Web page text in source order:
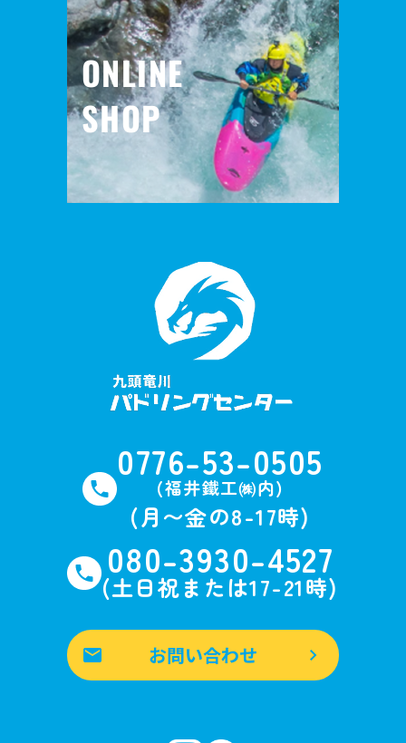
ONLINE
SHOP
0776-53-0505
(福井鐵工㈱内)
(月〜金の8-17時)
080-3930-4527
(土日祝または17-21時)
お問い合わせ